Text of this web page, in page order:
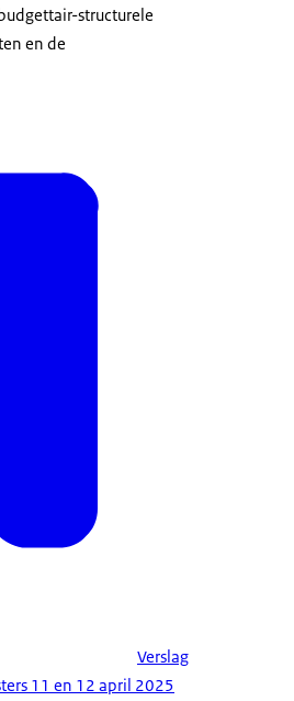
structurele
en de
Verslag
11 en 12 april 2025